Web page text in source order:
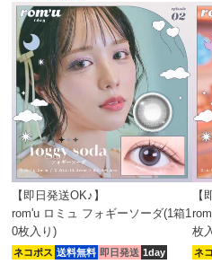
【即日発送OK♪】
rom'u ロミュ フォギーソーダ(1箱1
0枚入り)
ネコポス 送料無料 即日発送 1day
【
枚
ネ